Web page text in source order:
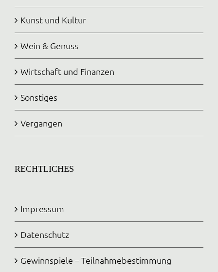
Kunst und Kultur
Wein & Genuss
Wirtschaft und Finanzen
Sonstiges
Vergangen
RECHTLICHES
Impressum
Datenschutz
Gewinnspiele – Teilnahmebestimmung